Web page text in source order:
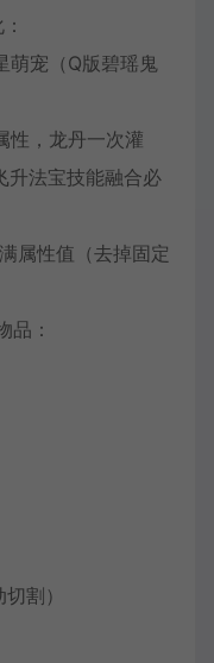
萌宠（Q版碧瑶鬼
性，龙丹一次灌
升法宝技能融合必
属性值（去掉固定
品：
割）